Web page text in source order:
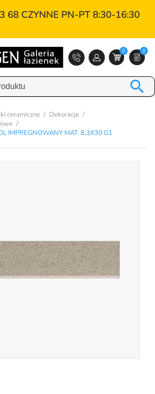
CZYNNE PN-PT 8:30-16:30
0 0

ceramiczne
Dekoracje
IMPREGNOWANY MAT. 8,3X30 G1